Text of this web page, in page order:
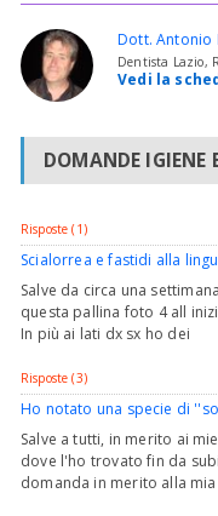
Dott. Antonio
Dentista Lazio,
Vedi la
DOMANDE IGIENE
Risposte (1)
Scialorrea e fastidi alla
Salve da circa una
questa pallina foto 4 all
In più ai lati dx sx ho dei
Risposte (3)
Ho notato una specie di
Salve a tutti, in merito ai
dove l'ho trovato fin da
domanda in merito alla